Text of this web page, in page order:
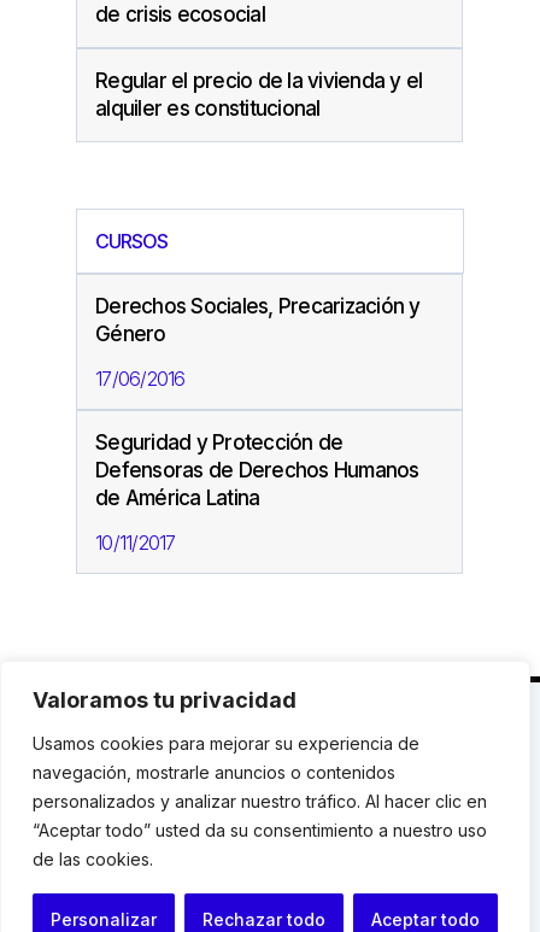
Valoramos tu privacidad
Usamos cookies para mejorar su experiencia de
navegación, mostrarle anuncios o contenidos
personalizados y analizar nuestro tráfico. Al hacer clic en
“Aceptar todo” usted da su consentimiento a nuestro uso
de las cookies.
Personalizar Rechazar todo Aceptar todo
de crisis ecosocial
Regular el precio de la vivienda y el
alquiler es constitucional
CURSOS
Derechos Sociales, Precarización y
Género
17/06/2016
Seguridad y Protección de
Defensoras de Derechos Humanos
de América Latina
10/11/2017
C. Avinyó 44, 2n | 08002 Barcelona |
T.: +34 93
119 03 72|institut@idhc.org
© Institut de Drets Humans de Catalunya.
Aviso legal|Cookies|Contacto